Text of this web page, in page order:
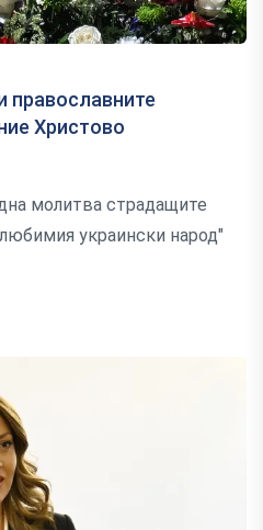
православните
Христово
молитва страдащите
украински народ"